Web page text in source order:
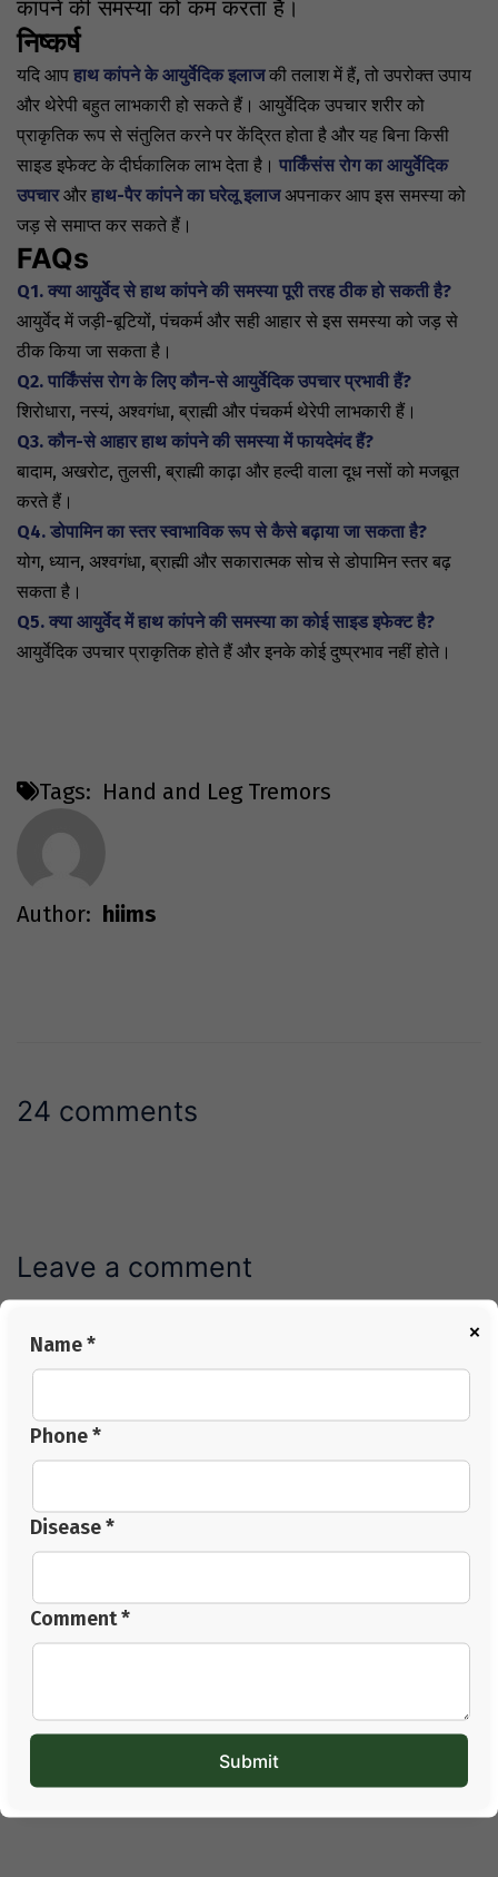
कांपने की समस्या को कम करता है।
निष्कर्ष
यदि आप हाथ कांपने के आयुर्वेदिक इलाजकी तलाश में हैं, तो उपरोक्त उपाय
और थेरेपी बहुत लाभकारी हो सकते हैं। आयुर्वेदिक उपचार शरीर को
प्राकृतिक रूप से संतुलित करने पर केंद्रित होता है और यह बिना किसी
साइड इफेक्ट के दीर्घकालिक लाभ देता है। पार्किंसंस रोग का आयुर्वेदिक
उपचारऔर हाथ-पैर कांपने का घरेलू इलाजअपनाकर आप इस समस्या को
जड़ से समाप्त कर सकते हैं।
FAQs
Q1. क्या आयुर्वेद से हाथ कांपने की समस्या पूरी तरह ठीक हो सकती है?
आयुर्वेद में जड़ी-बूटियों, पंचकर्म और सही आहार से इस समस्या को जड़ से
ठीक किया जा सकता है।
Q2. पार्किंसंस रोग के लिए कौन-से आयुर्वेदिक उपचार प्रभावी हैं?
शिरोधारा, नस्यं, अश्वगंधा, ब्राह्मी और पंचकर्म थेरेपी लाभकारी हैं।
Q3. कौन-से आहार हाथ कांपने की समस्या में फायदेमंद हैं?
बादाम, अखरोट, तुलसी, ब्राह्मी काढ़ा और हल्दी वाला दूध नसों को मजबूत
करते हैं।
Q4. डोपामिन का स्तर स्वाभाविक रूप से कैसे बढ़ाया जा सकता है?
योग, ध्यान, अश्वगंधा, ब्राह्मी और सकारात्मक सोच से डोपामिन स्तर बढ़
सकता है।
Q5. क्या आयुर्वेद में हाथ कांपने की समस्या का कोई साइड इफेक्ट है?
आयुर्वेदिक उपचार प्राकृतिक होते हैं और इनके कोई दुष्प्रभाव नहीं होते।
Tags: Hand and Leg Tremors
Author: hiims
24 comments
Leave a comment
Name *
Phone *
Disease *
Comment *
×
Name *
Phone *
Disease *
Comment *